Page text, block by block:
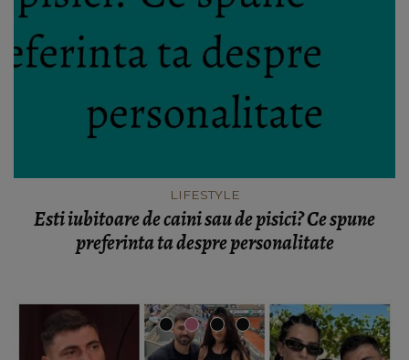
LIFESTYLE
Esti iubitoare de caini sau de pisici? Ce spune
preferinta ta despre personalitate